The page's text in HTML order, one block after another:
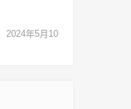
2024年5月10